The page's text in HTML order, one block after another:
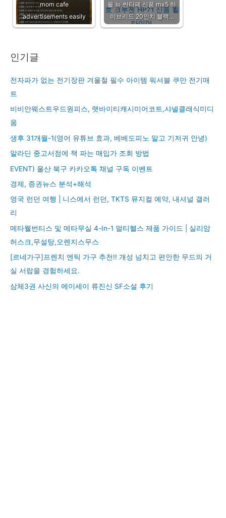
mom cafe
advertisements easily
올 뉴 싼타페 신품 mx5 하
이브리드 20인치 블랙…
인기글
전자파가 없는 전기장판 겨울철 필수 아이템 워셔블 쿠만 전기매
트
비비안웨스트우드원피스, 랫바이티캐시미어코트,샤넬클래식미디
움
생후 31개월-1(영어 유튜브 효과, 베베도피노 말고 기저귀 안녕)
알라딘 중고서점에 책 파는 매입가 조회 방법
EVENT) 울산 북구 카카오톡 채널 구독 이벤트
경제, 증권뉴스 분석+해석
영국 런던 여행 | 니스에서 런던, TKTS 뮤지컬 예약, 내셔널 갤러
리
메타웰번티스 및 메타무실 4-In-1 멀티헬스 제품 가이드 | 실리암
허스크,무설탕,오렌지스무스
[르네가구]프렌치 엔틱 가구 추천!! 개성 넘치고 편안한 무드의 거
실 서랍을 경험하세요.
삼체3권 사신의 에이세이 류진신 SF소설 후기